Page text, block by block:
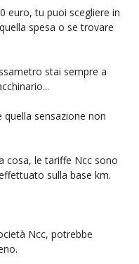
euro, tu puoi scegliere in
spesa o se trovare
stai sempre a
sensazione non
cosa, le tariffe Ncc sono
sulla base km.
Ncc, potrebbe